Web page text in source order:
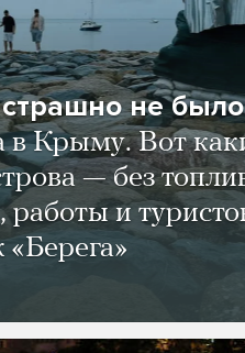
не
в Крыму. Вот
— без
работы и